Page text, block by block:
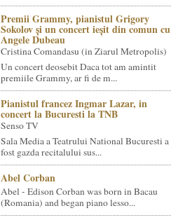
Premii Grammy, pianistul Grigory
Sokolov și un concert ieșit din comun cu
Angele Dubeau
Cristina Comandasu (in Ziarul Metropolis)
Un concert deosebit Daca tot am amintit
premiile Grammy, ar fi de m...
Pianistul francez Ingmar Lazar, in
concert la Bucuresti la TNB
Senso TV
Sala Media a Teatrului National Bucuresti a
fost gazda recitalului sus...
Abel Corban
Abel - Edison Corban was born in Bacau
(Romania) and began piano lesso...